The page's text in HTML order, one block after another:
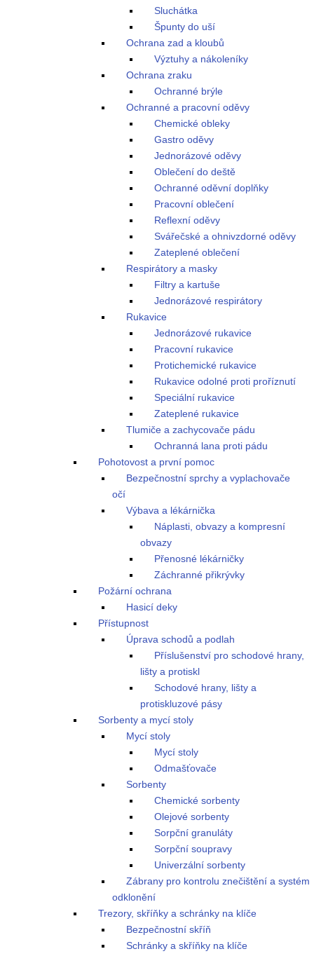
Sluchátka
Špunty do uší
Ochrana zad a kloubů
Výztuhy a nákoleníky
Ochrana zraku
Ochranné brýle
Ochranné a pracovní oděvy
Chemické obleky
Gastro oděvy
Jednorázové oděvy
Oblečení do deště
Ochranné oděvní doplňky
Pracovní oblečení
Reflexní oděvy
Svářečské a ohnivzdorné oděvy
Zateplené oblečení
Respirátory a masky
Filtry a kartuše
Jednorázové respirátory
Rukavice
Jednorázové rukavice
Pracovní rukavice
Protichemické rukavice
Rukavice odolné proti proříznutí
Speciální rukavice
Zateplené rukavice
Tlumiče a zachycovače pádu
Ochranná lana proti pádu
Pohotovost a první pomoc
Bezpečnostní sprchy a vyplachovače
očí
Výbava a lékárnička
Náplasti, obvazy a kompresní
obvazy
Přenosné lékárničky
Záchranné přikrývky
Požární ochrana
Hasicí deky
Přístupnost
Úprava schodů a podlah
Příslušenství pro schodové hrany,
lišty a protiskl
Schodové hrany, lišty a
protiskluzové pásy
Sorbenty a mycí stoly
Mycí stoly
Mycí stoly
Odmašťovače
Sorbenty
Chemické sorbenty
Olejové sorbenty
Sorpční granuláty
Sorpční soupravy
Univerzální sorbenty
Zábrany pro kontrolu znečištění a systém
odklonění
Trezory, skříňky a schránky na klíče
Bezpečnostní skříň
Schránky a skříňky na klíče